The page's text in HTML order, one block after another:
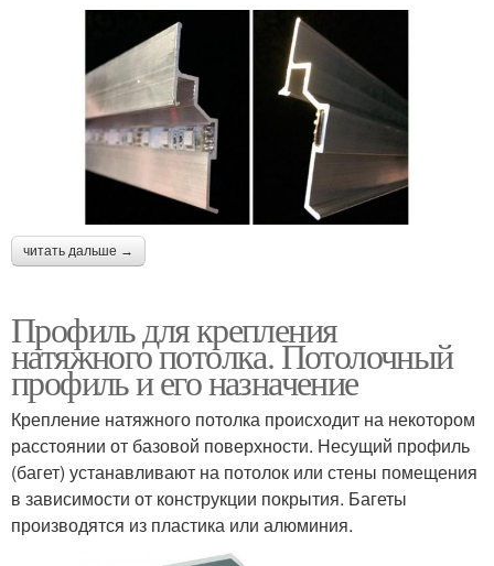
читать дальше →
Профиль для крепления
натяжного потолка. Потолочный
профиль и его назначение
Крепление натяжного потолка происходит на некотором
расстоянии от базовой поверхности. Несущий профиль
(багет) устанавливают на потолок или стены помещения
в зависимости от конструкции покрытия. Багеты
производятся из пластика или алюминия.